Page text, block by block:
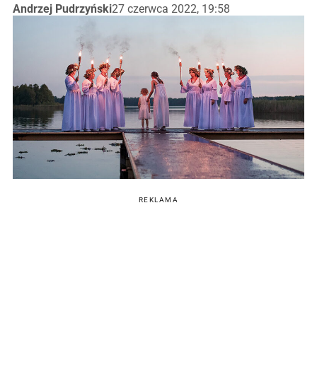
Andrzej Pudrzyński27 czerwca 2022, 19:58
REKLAMA